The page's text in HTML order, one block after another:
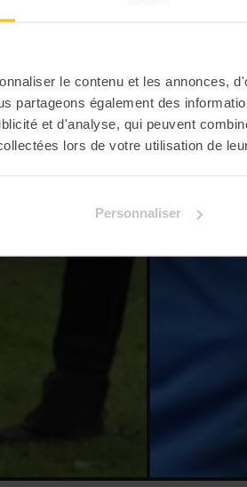
le contenu et les annonces,
partageons également des
et d'analyse, qui peuvent
lors de votre utilisation de
Personnaliser